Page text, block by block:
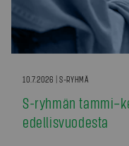
10.7.2026 | S-RYHMÄ
S-ryhmän
edellisvuodesta